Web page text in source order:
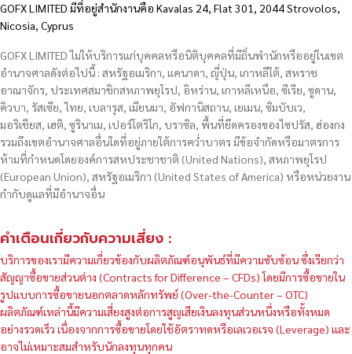
GOFX LIMITED มีที่อยู่สำนักงานคือ Kavalas 24, Flat 301, 2044 Strovolos,
Nicosia, Cyprus
GOFX LIMITED ไม่ให้บริการแก่บุคคลหรือนิติบุคคลที่มีถิ่นพำนักหรืออยู่ในเขต
อำนาจศาลดังต่อไปนี้ : สหรัฐอเมริกา, แคนาดา, ญี่ปุ่น, เกาหลีใต้, สหราช
อาณาจักร, ประเทศสมาชิกสหภาพยุโรป, อิหร่าน, เกาหลีเหนือ, ซีเรีย, ซูดาน,
คิวบา, รัสเซีย, ไทย, เบลารุส, เมียนมา, อัฟกานิสถาน, เยเมน, ซิมบับเว,
มอริเชียส, เฮติ, ซูรินาเม, เปอร์โตริโก, บราซิล, พื้นที่ยึดครองของไซปรัส, ฮ่องกง
รวมถึงเขตอำนาจศาลอื่นใดที่อยู่ภายใต้การคว่ำบาตร มีข้อจำกัดหรือมาตรการ
ห้ามที่กำหนดโดยองค์การสหประชาชาติ (United Nations), สหภาพยุโรป
(European Union), สหรัฐอเมริกา (United States of America) หรือหน่วยงาน
กำกับดูแลที่มีอำนาจอื่น
คำเตือนเกี่ยวกับความเสี่ยง :
บริการของเรามีความเกี่ยวข้องกับผลิตภัณฑ์อนุพันธ์ที่มีความซับซ้อน ซึ่งเรียกว่า
สัญญาซื้อขายส่วนต่าง (Contracts for Difference – CFDs) โดยมีการซื้อขายใน
รูปแบบการซื้อขายนอกตลาดหลักทรัพย์ (Over-the-Counter – OTC)
ผลิตภัณฑ์เหล่านี้มีความเสี่ยงสูงต่อการสูญเสียเงินลงทุนส่วนหนึ่งหรือทั้งหมด
อย่างรวดเร็ว เนื่องจากการซื้อขายโดยใช้อัตราทดหรือเลเวอเรจ (Leverage) และ
อาจไม่เหมาะสมสำหรับนักลงทุนทุกคน